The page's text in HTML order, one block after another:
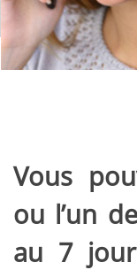
Vous
ou l’un
au 7